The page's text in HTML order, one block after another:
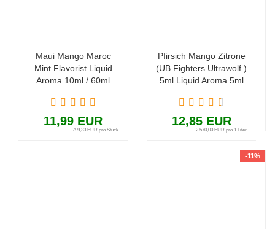
Maui Mango Maroc
Mint Flavorist Liquid
Aroma 10ml / 60ml
Minze, Zitrone, Ananas
und Mango)
11,99 EUR
799,33 EUR pro Stück
Pfirsich Mango Zitrone
(UB Fighters Ultrawolf )
5ml Liquid Aroma 5ml
12,85 EUR
2.570,00 EUR pro 1 Liter
-11%